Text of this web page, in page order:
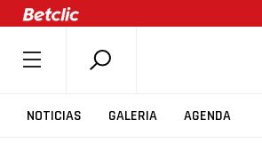
NOTICIAS GALERIA AGENDA
SOBRE A FPB